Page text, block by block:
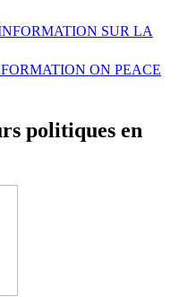
SUR LA
ON PEACE
politiques en